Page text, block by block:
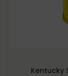
Kentucky